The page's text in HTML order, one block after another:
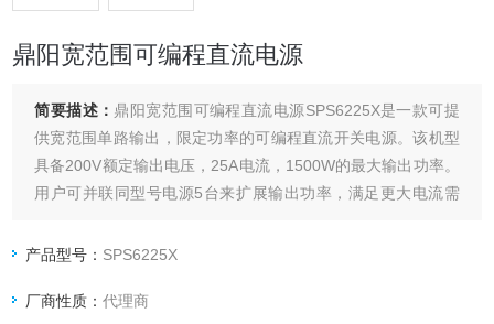
鼎阳宽范围可编程直流电源
简要描述： 鼎阳宽范围可编程直流电源SPS6225X是一款可提
供宽范围单路输出，限定功率的可编程直流开关电源。该机型
具备200V额定输出电压，25A电流，1500W的最大输出功率。
用户可并联同型号电源5台来扩展输出功率，满足更大电流需
产品型号： SPS6225X
厂商性质：代理商